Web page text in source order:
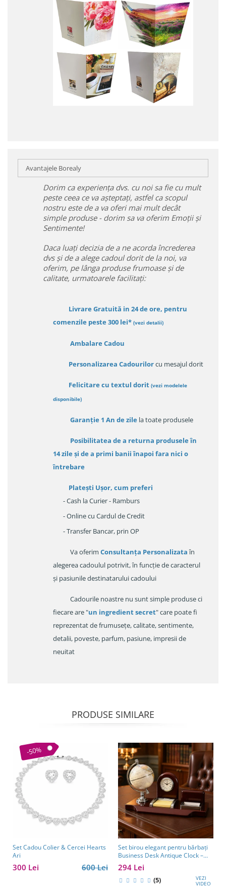
Avantajele Borealy
Dorim ca experiența dvs. cu noi sa fie cu mult
peste ceea ce va așteptați, astfel ca scopul
nostru este de a va oferi mai mult decât
simple produse - dorim sa va oferim Emoții și
Sentimente!
Daca luați decizia de a ne acorda încrederea
dvs și de a alege cadoul dorit de la noi, va
oferim, pe lânga produse frumoase și de
calitate, urmatoarele facilitați:
Livrare Gratuită in 24 de ore, pentru
comenzile peste 300 lei* (vezi detalii)
Ambalare Cadou
Personalizarea Cadourilorcu mesajul dorit
Felicitare cu textul dorit (vezi modelele
disponibile)
Garanție 1 An de zile la toate produsele
Posibilitatea de a returna produsele în
14 zileși de a primi banii înapoi fara nici o
întrebare
Platești Ușor, cum preferi
- Cash la Curier - Ramburs
- Online cu Cardul de Credit
- Transfer Bancar, prin OP
Va oferim Consultanța Personalizataîn
alegerea cadoulul potrivit, în funcție de caracterul
și pasiunile destinatarului cadoului
Cadourile noastre nu sunt simple produse ci
fiecare are "un ingredient secret" care poate fi
reprezentat de frumusețe, calitate, sentimente,
detalii, poveste, parfum, pasiune, impresii de
neuitat
PRODUSE SIMILARE
-50%
Set Cadou Colier & Cercei Hearts
Ari
600 Lei
300 Lei
Set birou elegant pentru bărbați
Business Desk Antique Clock –
cadou premium pentru șef, soț
sau partener de afaceri
294 Lei
(5) VEZI
VIDEO